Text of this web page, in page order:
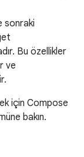
sonraki
Bu özellikler
ve
için Compose
bakın.